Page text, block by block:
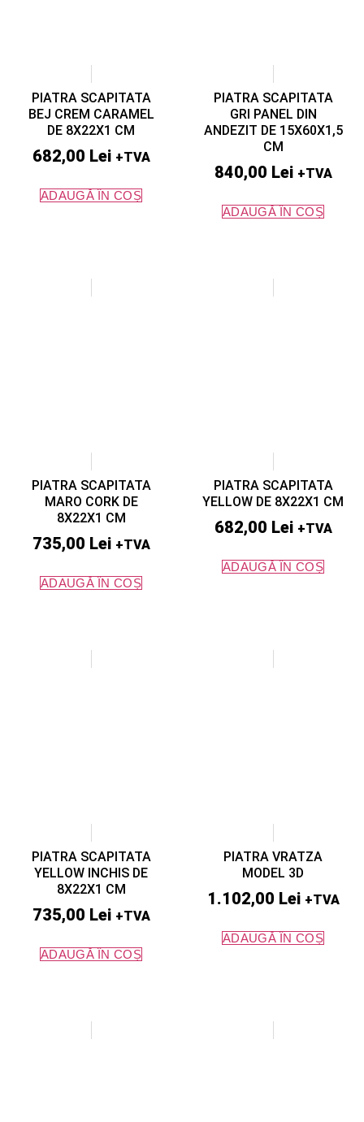
PIATRA SCAPITATA
BEJ CREM CARAMEL
DE 8X22X1 CM
682,00 Lei +TVA
ADAUGĂ ÎN COȘ
PIATRA SCAPITATA
GRI PANEL DIN
ANDEZIT DE 15X60X1,5
CM
840,00 Lei +TVA
ADAUGĂ ÎN COȘ
PIATRA SCAPITATA
MARO CORK DE
8X22X1 CM
735,00 Lei +TVA
ADAUGĂ ÎN COȘ
PIATRA SCAPITATA
YELLOW DE 8X22X1 CM
682,00 Lei +TVA
ADAUGĂ ÎN COȘ
PIATRA SCAPITATA
YELLOW INCHIS DE
8X22X1 CM
735,00 Lei +TVA
ADAUGĂ ÎN COȘ
PIATRA VRATZA
MODEL 3D
1.102,00 Lei +TVA
ADAUGĂ ÎN COȘ